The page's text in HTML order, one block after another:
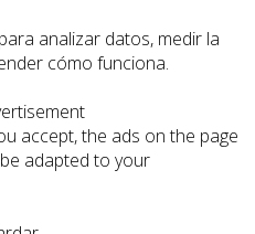
analizar datos, medir la
cómo funciona.
accept, the ads on the page
adapted to your